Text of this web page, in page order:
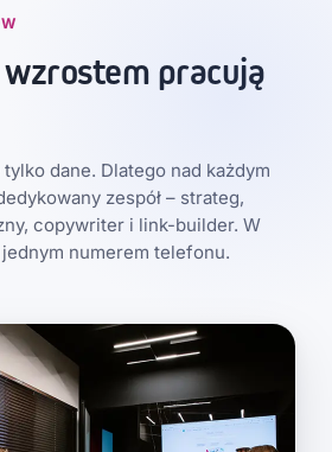
pracują
dane. Dlatego nad każdym
zespół – strateg,
copywriter i link-builder. W
numerem telefonu.